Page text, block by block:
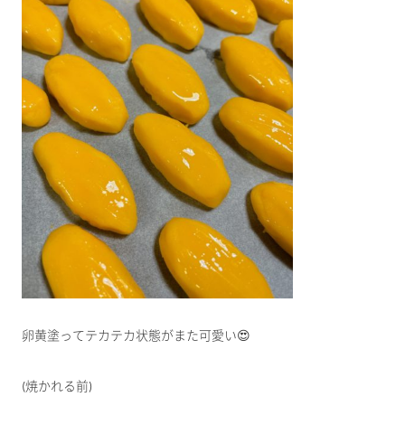
卵黄塗ってテカテカ状態がまた可愛い😍
(焼かれる前)